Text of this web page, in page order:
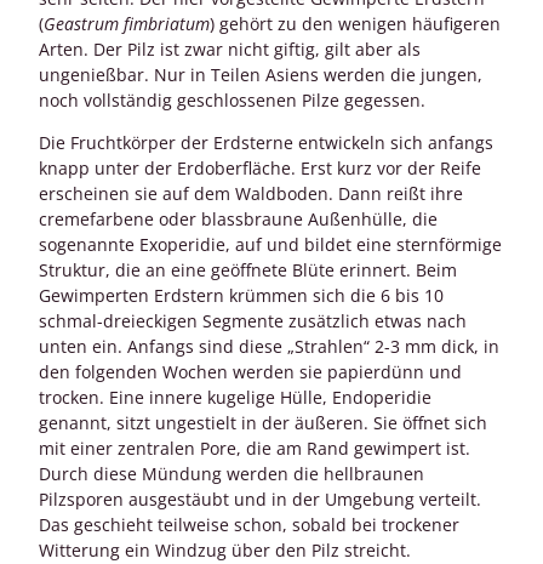
(Geastrum fimbriatum) gehört zu den wenigen häufigeren
Arten. Der Pilz ist zwar nicht giftig, gilt aber als
ungenießbar. Nur in Teilen Asiens werden die jungen,
noch vollständig geschlossenen Pilze gegessen.
Die Fruchtkörper der Erdsterne entwickeln sich anfangs
knapp unter der Erdoberfläche. Erst kurz vor der Reife
erscheinen sie auf dem Waldboden. Dann reißt ihre
cremefarbene oder blassbraune Außenhülle, die
sogenannte Exoperidie, auf und bildet eine sternförmige
Struktur, die an eine geöffnete Blüte erinnert. Beim
Gewimperten Erdstern krümmen sich die 6 bis 10
schmal-dreieckigen Segmente zusätzlich etwas nach
unten ein. Anfangs sind diese „Strahlen“ 2-3 mm dick, in
den folgenden Wochen werden sie papierdünn und
trocken. Eine innere kugelige Hülle, Endoperidie
genannt, sitzt ungestielt in der äußeren. Sie öffnet sich
mit einer zentralen Pore, die am Rand gewimpert ist.
Durch diese Mündung werden die hellbraunen
Pilzsporen ausgestäubt und in der Umgebung verteilt.
Das geschieht teilweise schon, sobald bei trockener
Witterung ein Windzug über den Pilz streicht.